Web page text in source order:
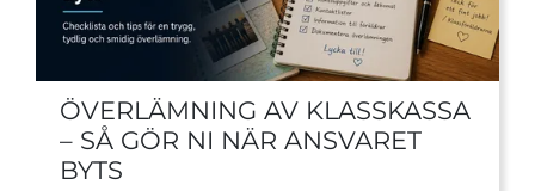
ÖVERLÄMNING AV KLASSKASSA
– SÅ GÖR NI NÄR ANSVARET
BYTS